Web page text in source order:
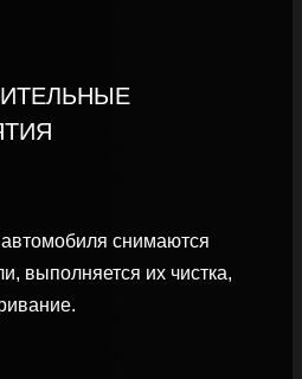
снимаются
выполняется их чистка,